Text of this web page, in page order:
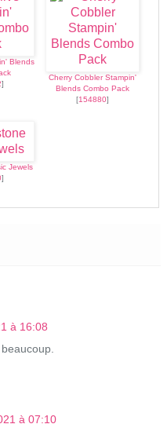
Blends
]
Cherry Cobbler Stampin'
Blends Combo Pack
[154880]
Jewels
]
à 16:08
à 07:10